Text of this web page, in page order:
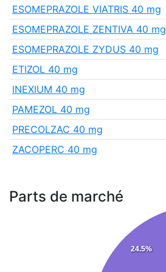
ESOMEPRAZOLE VIATRIS 40 mg
ESOMEPRAZOLE ZENTIVA 40 mg
ESOMEPRAZOLE ZYDUS 40 mg
ETIZOL 40 mg
INEXIUM 40 mg
PAMEZOL 40 mg
PRECOLZAC 40 mg
ZACOPERC 40 mg
Parts de marché
24.5%